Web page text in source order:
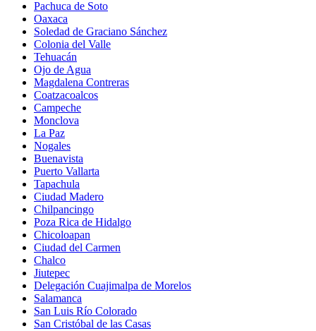
Pachuca de Soto
Oaxaca
Soledad de Graciano Sánchez
Colonia del Valle
Tehuacán
Ojo de Agua
Magdalena Contreras
Coatzacoalcos
Campeche
Monclova
La Paz
Nogales
Buenavista
Puerto Vallarta
Tapachula
Ciudad Madero
Chilpancingo
Poza Rica de Hidalgo
Chicoloapan
Ciudad del Carmen
Chalco
Jiutepec
Delegación Cuajimalpa de Morelos
Salamanca
San Luis Río Colorado
San Cristóbal de las Casas